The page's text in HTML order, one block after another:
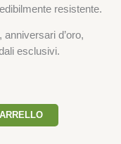
resistente.
anniversari d’oro,
esclusivi.